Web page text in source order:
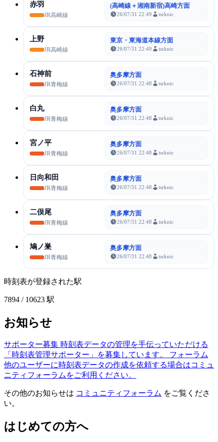
赤羽
JR高崎線
(高崎線＋湘南新宿)高崎方面
26/07/31 22:49 tsrknic
上野
JR高崎線
東京・東海道本線方面
26/07/31 22:49 tsrknic
石神前
JR青梅線
奥多摩方面
26/07/31 22:48 tsrknic
白丸
JR青梅線
奥多摩方面
26/07/31 22:48 tsrknic
宮ノ平
JR青梅線
奥多摩方面
26/07/31 22:48 tsrknic
日向和田
JR青梅線
奥多摩方面
26/07/31 22:48 tsrknic
二俣尾
JR青梅線
奥多摩方面
26/07/31 22:48 tsrknic
鳩ノ巣
JR青梅線
奥多摩方面
26/07/31 22:48 tsrknic
時刻表が登録された駅
7894 / 10623 駅
お知らせ
サポーター募集 時刻表データの管理を手伝っていただける
「時刻表管理サポーター」を募集しています。
フォーラム
他のユーザーに時刻表データの作成を依頼する場合はコミュ
ニティフォーラムをご利用ください。
その他のお知らせは コミュニティフォーラム をご覧くださ
い。
はじめての方へ